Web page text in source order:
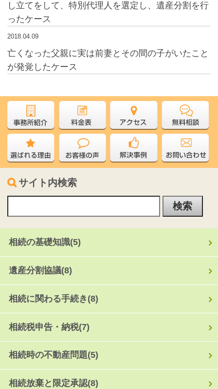
し立てをして、特別代理人を選定し、遺産分割を行
ったケース
2018.04.09
亡くなった父親に実は前妻とその間の子がいたこと
が発覚したケース
サイト内検索
相続の基礎知識(5)
遺産分割協議(8)
相続に関わる手続き (8)
相続税申告・納税(7)
相続時の不動産問題(5)
相続放棄と限定承認(8)